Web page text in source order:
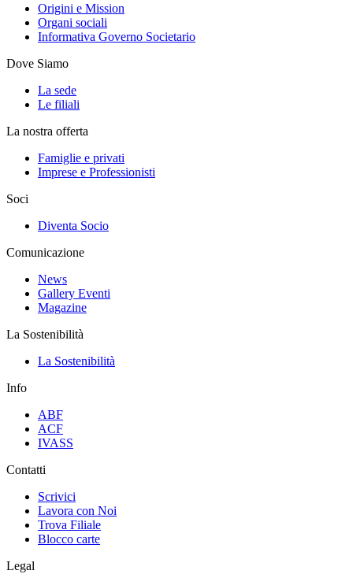
Origini e Mission
Organi sociali
Informativa Governo Societario
Dove Siamo
La sede
Le filiali
La nostra offerta
Famiglie e privati
Imprese e Professionisti
Soci
Diventa Socio
Comunicazione
News
Gallery Eventi
Magazine
La Sostenibilità
La Sostenibilità
Info
ABF
ACF
IVASS
Contatti
Scrivici
Lavora con Noi
Trova Filiale
Blocco carte
Legal